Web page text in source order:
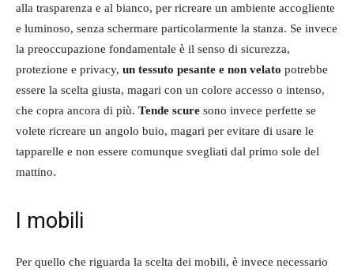
alla trasparenza e al bianco, per ricreare un ambiente accogliente
e luminoso, senza schermare particolarmente la stanza. Se invece
la preoccupazione fondamentale è il senso di sicurezza,
protezione e privacy, un tessuto pesante e non velato potrebbe
essere la scelta giusta, magari con un colore accesso o intenso,
che copra ancora di più. Tende scure sono invece perfette se
volete ricreare un angolo buio, magari per evitare di usare le
tapparelle e non essere comunque svegliati dal primo sole del
mattino.
I mobili
Per quello che riguarda la scelta dei mobili, è invece necessario